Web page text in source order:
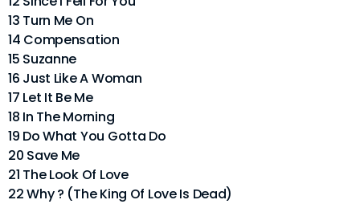
13 Turn Me On
14 Compensation
15 Suzanne
16 Just Like A Woman
17 Let It Be Me
18 In The Morning
19 Do What You Gotta Do
20 Save Me
21 The Look Of Love
22 Why ? (The King Of Love Is Dead)